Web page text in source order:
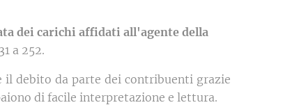
dei carichi affidati all'agente della
a 252.
debito da parte dei contribuenti grazie
di facile interpretazione e lettura.